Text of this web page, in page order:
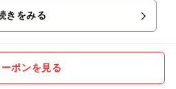
きをみる
ポンを見る